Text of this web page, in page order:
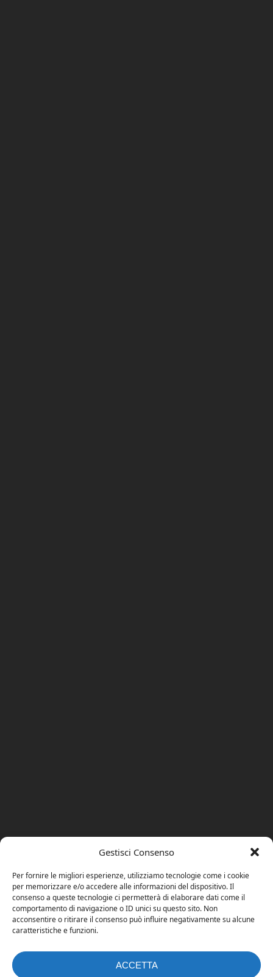
Gestisci Consenso
Per fornire le migliori esperienze, utilizziamo tecnologie come i cookie
per memorizzare e/o accedere alle informazioni del dispositivo. Il
consenso a queste tecnologie ci permetterà di elaborare dati come il
comportamento di navigazione o ID unici su questo sito. Non
acconsentire o ritirare il consenso può influire negativamente su alcune
caratteristiche e funzioni.
ACCETTA